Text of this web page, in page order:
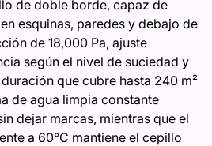
de doble borde, capaz de
esquinas, paredes y debajo de
de 18,000 Pa, ajuste
según el nivel de suciedad y
que cubre hasta 240 m²
de agua limpia constante
dejar marcas, mientras que el
a 60°C mantiene el cepillo